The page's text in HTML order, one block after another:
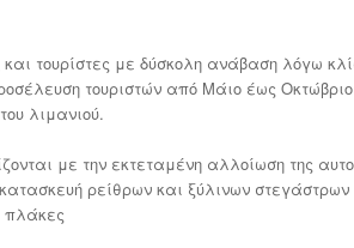
τουρίστες με δύσκολη ανάβαση λόγω
τουριστών από Μάιο έως
λιμανιού.
με την εκτεταμένη αλλοίωση της
ρείθρων και ξύλινων στεγάστρων
πλάκες